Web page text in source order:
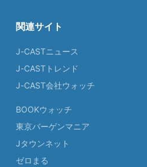
関連サイト
J-CASTニュース
J-CASTトレンド
J-CAST会社ウォッチ
BOOKウォッチ
東京バーゲンマニア
Jタウンネット
ゼロまる